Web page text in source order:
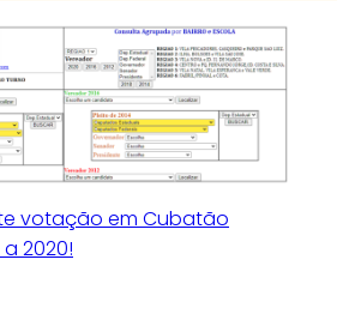
votação em Cubatão
a 2020!